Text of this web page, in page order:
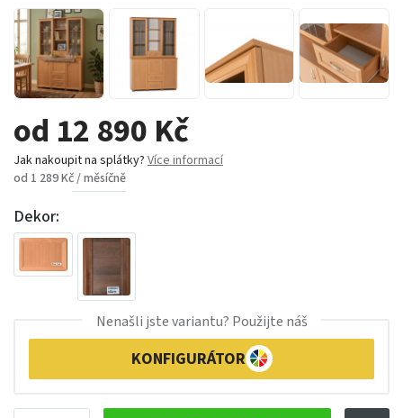
od 12 890 Kč
Jak nakoupit na splátky? Více informací
od 1 289 Kč / měsíčně
Dekor:
Nenašli jste variantu? Použijte náš
KONFIGURÁTOR